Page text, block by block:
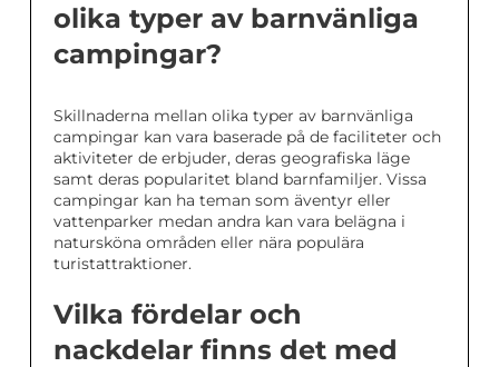
olika typer av barnvänliga
campingar?
Skillnaderna mellan olika typer av barnvänliga
campingar kan vara baserade på de faciliteter och
aktiviteter de erbjuder, deras geografiska läge
samt deras popularitet bland barnfamiljer. Vissa
campingar kan ha teman som äventyr eller
vattenparker medan andra kan vara belägna i
natursköna områden eller nära populära
turistattraktioner.
Vilka fördelar och
nackdelar finns det med